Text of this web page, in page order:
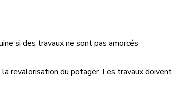
si des travaux ne sont pas amorcés
revalorisation du potager. Les travaux doivent